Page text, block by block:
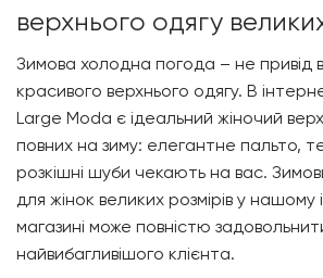
верхнього одягу
Зимова холодна погода – не привід
красивого верхнього одягу. В
Large Moda є ідеальний жіночий
повних на зиму: елегантне пальто,
розкішні шуби чекають на вас.
для жінок великих розмірів у
магазині може повністю
найвибагливішого клієнта.